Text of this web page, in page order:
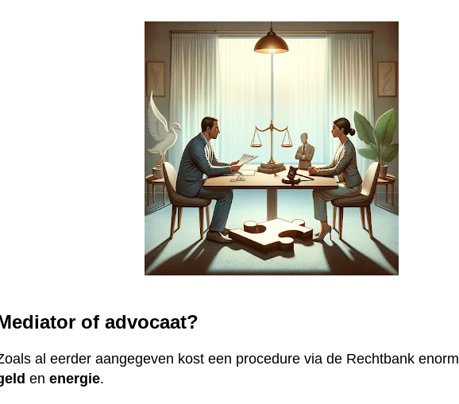
of advocaat?
al eerder aangegeven kost een procedure via de Rechtbank
enenergie.